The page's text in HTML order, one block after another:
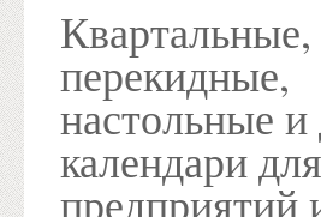
Квартальные,
перекидные,
настольные и
календари для
предприятий